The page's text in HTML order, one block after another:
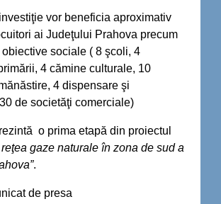
vor beneficia aproximativ
ai Judeţului Prahova precum
sociale ( 8 şcoli, 4
4 cămine culturale, 10
4 dispensare şi
de societăţi comerciale)
o prima etapă din proiectul
gaze naturale în zona de sud a
.
de presa